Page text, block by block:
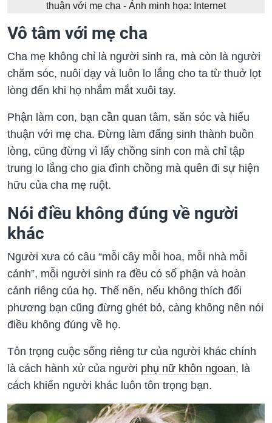
thuận với mẹ cha - Ảnh minh họa: Internet
Vô tâm với mẹ cha
Cha mẹ không chỉ là người sinh ra, mà còn là người
chăm sóc, nuôi dạy và luôn lo lắng cho ta từ thuở lọt
lòng đến khi họ nhắm mắt xuôi tay.
Phận làm con, bạn cần quan tâm, săn sóc và hiếu
thuận với mẹ cha. Đừng làm đấng sinh thành buồn
lòng, cũng đừng vì lấy chồng sinh con mà chỉ tập
trung lo lắng cho gia đình chồng mà quên đi sự hiện
hữu của cha mẹ ruột.
Nói điều không đúng về người
khác
Người xưa có câu “mỗi cây mỗi hoa, mỗi nhà mỗi
cảnh”, mỗi người sinh ra đều có số phận và hoàn
cảnh riêng của họ. Thế nên, nếu không thích đối
phương bạn cũng đừng ghét bỏ, càng không nên nói
điều không đúng về họ.
Tôn trọng cuộc sống riêng tư của người khác chính
là cách hành xử của người phụ nữ khôn ngoan, là
cách khiến người khác luôn tôn trọng bạn.